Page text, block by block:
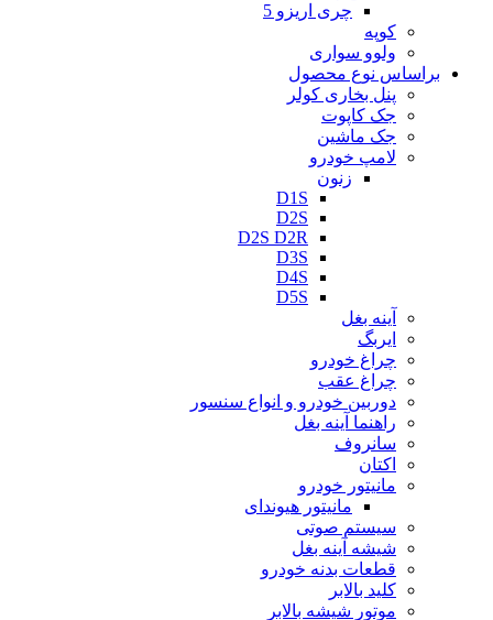
چری اریزو 5
کوپه
ولوو سواری
براساس نوع محصول
پنل بخاری کولر
جک کاپوت
جک ماشین
لامپ خودرو
زنون
D1S
D2S
D2S D2R
D3S
D4S
D5S
آینه بغل
ایربگ
چراغ خودرو
چراغ عقب
دوربین خودرو و انواع سنسور
راهنما آینه بغل
سانروف
اکتان
مانیتور خودرو
مانیتور هیوندای
سیستم صوتی
شیشه آینه بغل
قطعات بدنه خودرو
کلید بالابر
موتور شیشه بالابر